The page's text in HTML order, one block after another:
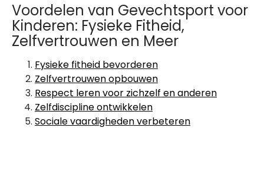
Voordelen van Gevechtsport voor
Kinderen: Fysieke Fitheid,
Zelfvertrouwen en Meer
Fysieke fitheid bevorderen
Zelfvertrouwen opbouwen
Respect leren voor zichzelf en anderen
Zelfdiscipline ontwikkelen
Sociale vaardigheden verbeteren